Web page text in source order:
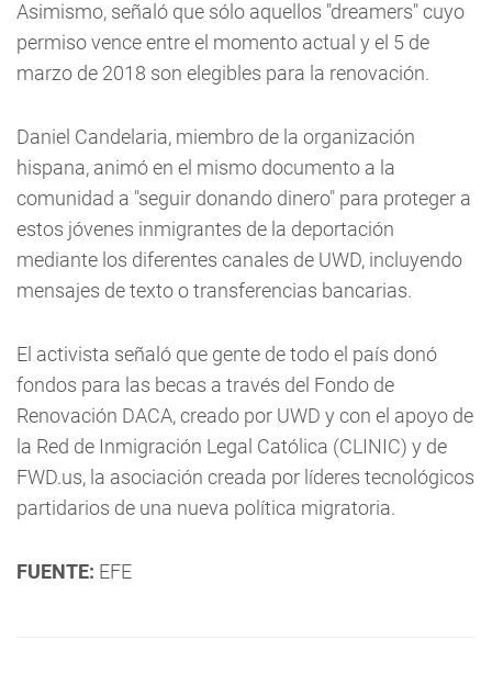
Asimismo, señaló que sólo aquellos "dreamers" cuyo
permiso vence entre el momento actual y el 5 de
marzo de 2018 son elegibles para la renovación.
Daniel Candelaria, miembro de la organización
hispana, animó en el mismo documento a la
comunidad a "seguir donando dinero" para proteger a
estos jóvenes inmigrantes de la deportación
mediante los diferentes canales de UWD, incluyendo
mensajes de texto o transferencias bancarias.
El activista señaló que gente de todo el país donó
fondos para las becas a través del Fondo de
Renovación DACA, creado por UWD y con el apoyo de
la Red de Inmigración Legal Católica (CLINIC) y de
FWD.us, la asociación creada por líderes tecnológicos
partidarios de una nueva política migratoria.
FUENTE: EFE